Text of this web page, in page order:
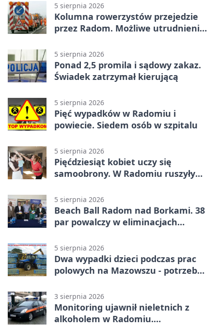
5 sierpnia 2026
Kolumna rowerzystów przejedzie
przez Radom. Możliwe utrudnienia
5 sierpnia 2026
Ponad 2,5 promila i sądowy zakaz.
Świadek zatrzymał kierującą
5 sierpnia 2026
Pięć wypadków w Radomiu i
powiecie. Siedem osób w szpitalu
5 sierpnia 2026
Pięćdziesiąt kobiet uczy się
samoobrony. W Radomiu ruszyły
5 sierpnia 2026
Beach Ball Radom nad Borkami. 38
par powalczy w eliminacjach
5 sierpnia 2026
Dwa wypadki dzieci podczas prac
polowych na Mazowszu - potrzebna
3 sierpnia 2026
Monitoring ujawnił nieletnich z
alkoholem w Radomiu.